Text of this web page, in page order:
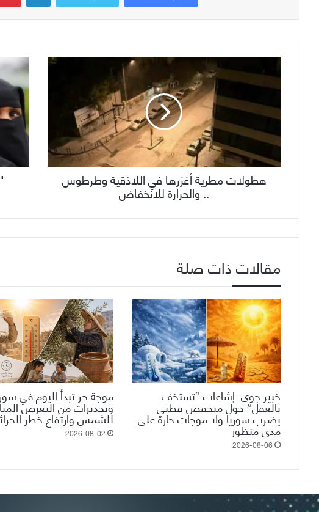
هطولات مطرية أغزرها في اللاذقية وطرطوس
.. والحرارة للانخفاض
مقالات ذات صلة
خبير جوي: إشاعات “تستخف
بالعقل” حول منخفض قطبي
يضرب سوريا ولا موجات حارة على
مدى منظور
2026-08-06
موجة حر تبدأ اليوم في
وتحذيرات من التعرض
للشمس وارتفاع خطر
2026-08-02